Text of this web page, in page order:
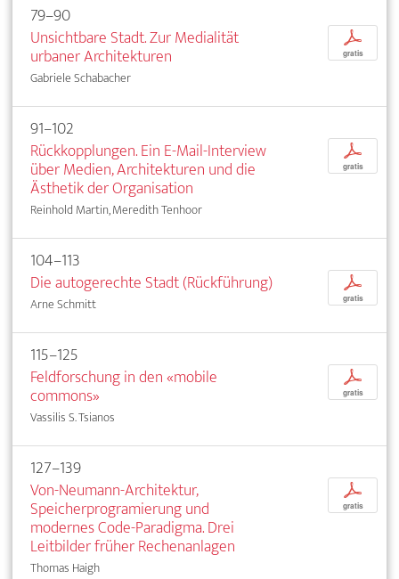
79–90
Unsichtbare Stadt. Zur Medialität
urbaner Architekturen
Gabriele Schabacher
p
gratis
91–102
Rückkopplungen. Ein E-Mail-Interview
über Medien, Architekturen und die
Ästhetik der Organisation
Reinhold Martin, Meredith Tenhoor
p
gratis
104–113
Die autogerechte Stadt (Rückführung)
Arne Schmitt
p
gratis
115–125
Feldforschung in den «mobile
commons»
Vassilis S. Tsianos
p
gratis
127–139
Von-Neumann-Architektur,
Speicherprogramierung und
modernes Code-Paradigma. Drei
Leitbilder früher Rechenanlagen
Thomas Haigh
p
gratis